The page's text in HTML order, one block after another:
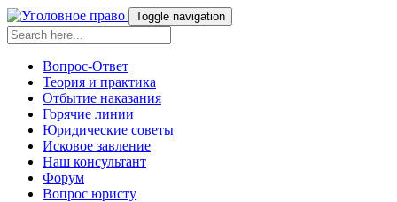
Toggle navigation
Вопрос-Ответ
Теория и практика
Отбытие наказания
Горячие линии
Юридические советы
Исковое завление
Наш консультант
Форум
Вопрос юристу